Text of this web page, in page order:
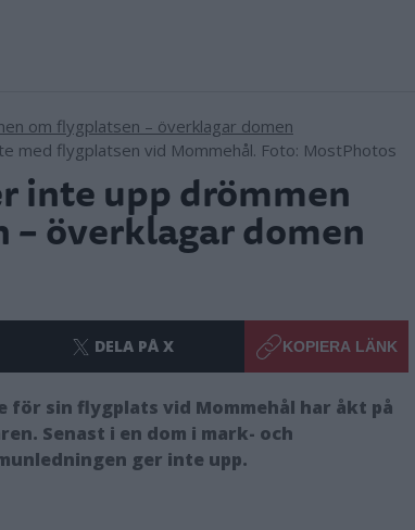
med flygplatsen vid Mommehål. Foto: MostPhotos
inte upp drömmen
överklagar domen
DELA PÅ X KOPIERA LÄNK
för sin flygplats vid Mommehål har åkt på
Senast i en dom i mark- och
ger inte upp.